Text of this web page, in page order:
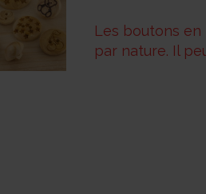
Les boutons
par nature. Il